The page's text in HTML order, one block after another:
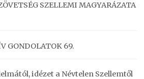
SZELLEMI MAGYARÁZATA
GONDOLATOK 69.
idézet a Névtelen Szellemtől